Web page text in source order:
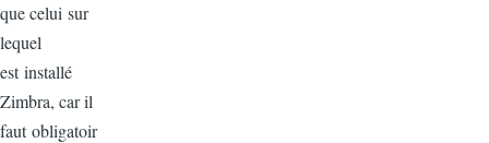
que celui sur
lequel
est installé
Zimbra, car il
faut obligatoir